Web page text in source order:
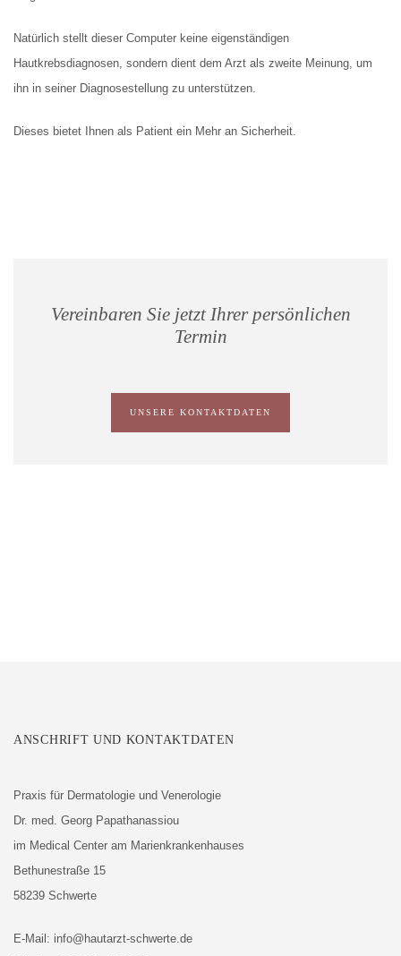
Natürlich stellt dieser Computer keine eigenständigen
Hautkrebsdiagnosen, sondern dient dem Arzt als zweite Meinung, um
ihn in seiner Diagnosestellung zu unterstützen.
Dieses bietet Ihnen als Patient ein Mehr an Sicherheit.
Vereinbaren Sie jetzt Ihrer persönlichen
Termin
UNSERE KONTAKTDATEN
ANSCHRIFT UND KONTAKTDATEN
Praxis für Dermatologie und Venerologie
Dr. med. Georg Papathanassiou
im Medical Center am Marienkrankenhauses
Bethunestraße 15
58239 Schwerte
E-Mail: info@hautarzt-schwerte.de